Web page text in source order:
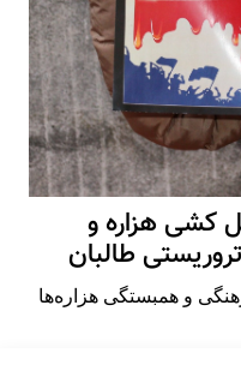
کشی هزاره و
طالبان
و همبستگی هزاره‌ها